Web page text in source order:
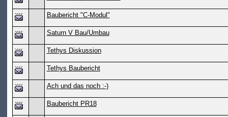
Baubericht "C-Modul"
Saturn V Bau/Umbau
Tethys Diskussion
Tethys Baubericht
Ach und das noch :-)
Baubericht PR18